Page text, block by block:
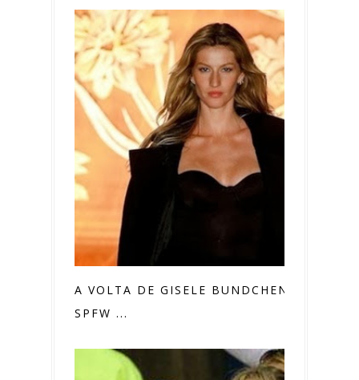
A VOLTA DE GISELE BUNDCHEN NA
SPFW ...